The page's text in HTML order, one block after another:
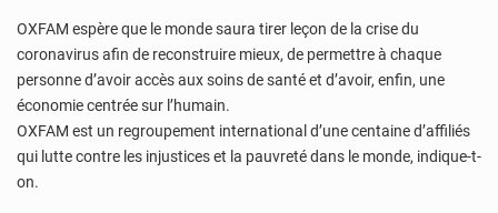
OXFAM espère que le monde saura tirer leçon de la crise du
coronavirus afin de reconstruire mieux, de permettre à chaque
personne d’avoir accès aux soins de santé et d’avoir, enfin, une
économie centrée sur l’humain.
OXFAM est un regroupement international d’une centaine d’affiliés
qui lutte contre les injustices et la pauvreté dans le monde, indique-t-
on.